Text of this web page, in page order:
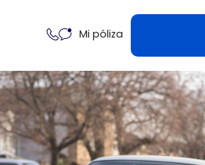
Mi póliza